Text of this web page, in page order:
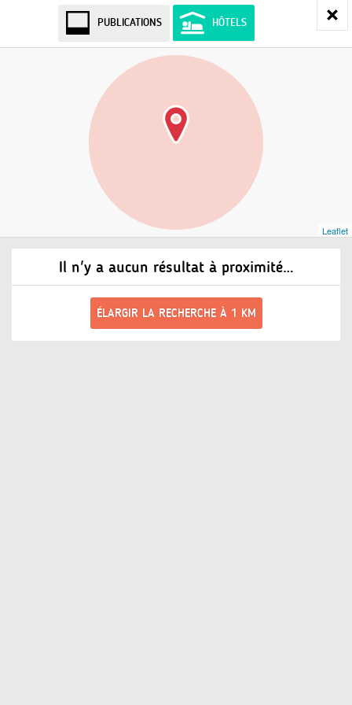
PUBLICATIONS HÔTELS
Il n'y a aucun résultat à proximité…
ÉLARGIR LA RECHERCHE À 1 KM
Leaflet